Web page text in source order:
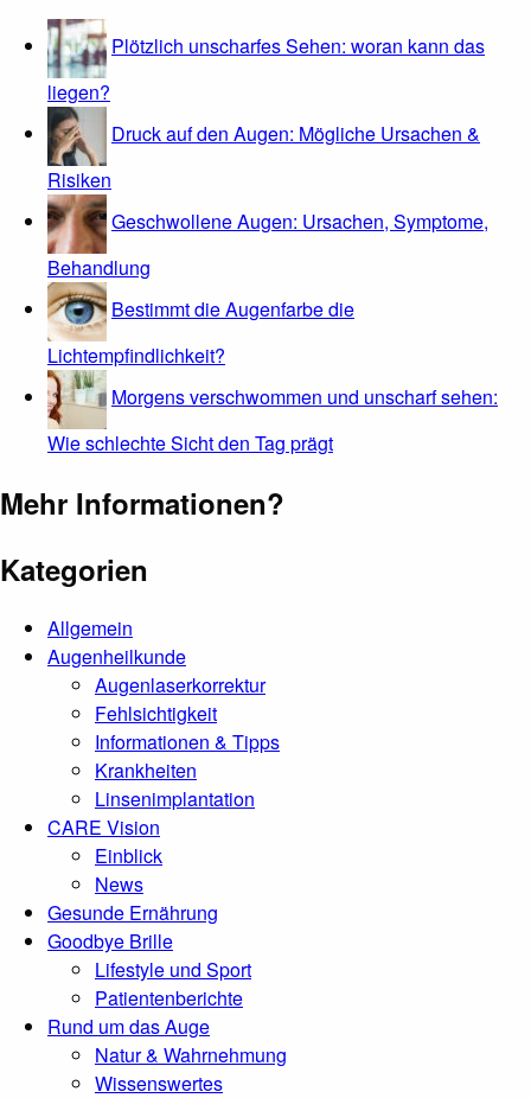
Plötzlich unscharfes Sehen: woran kann das
liegen?
Druck auf den Augen: Mögliche Ursachen &
Risiken
Geschwollene Augen: Ursachen, Symptome,
Behandlung
Bestimmt die Augenfarbe die
Lichtempfindlichkeit?
Morgens verschwommen und unscharf sehen:
Wie schlechte Sicht den Tag prägt
Mehr Informationen?
Kategorien
Allgemein
Augenheilkunde
Augenlaserkorrektur
Fehlsichtigkeit
Informationen & Tipps
Krankheiten
Linsenimplantation
CARE Vision
Einblick
News
Gesunde Ernährung
Goodbye Brille
Lifestyle und Sport
Patientenberichte
Rund um das Auge
Natur & Wahrnehmung
Wissenswertes